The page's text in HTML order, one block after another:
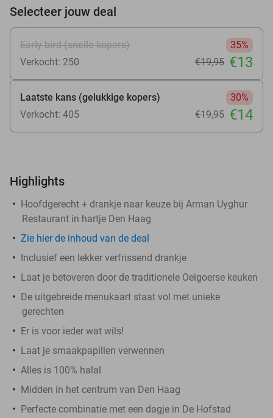
Selecteer jouw deal
Early bird (snelle kopers)
35%
Verkocht: 250
€19,95 €13
Laatste kans (gelukkige kopers)
30%
Verkocht: 405
€19,95 €14
Highlights
Hoofdgerecht + drankje naar keuze bij Arman Uyghur
Restaurant in hartje Den Haag
Zie hierde inhoud van de deal
Inclusief een lekker verfrissend drankje
Laat je betoveren door de traditionele Oeigoerse keuken
De uitgebreide menukaart staat vol met unieke
gerechten
Er is voor ieder wat wils!
Laat je smaakpapillen verwennen
Alles is 100% halal
Midden in het centrum van Den Haag
Perfecte combinatie met een dagje in De Hofstad